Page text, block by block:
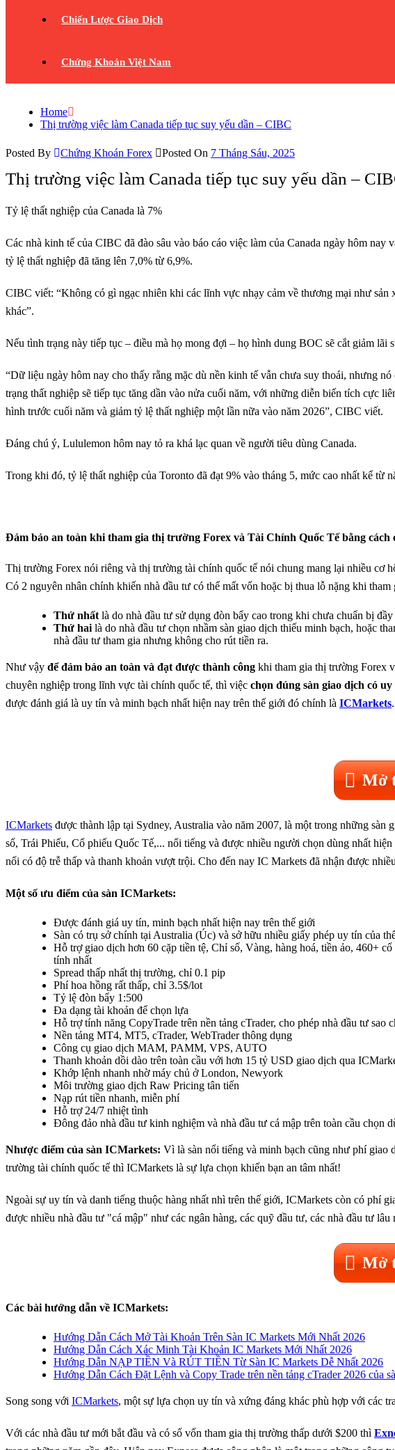
Chiến Lược Giao Dịch
Chứng Khoán Việt Nam
Home
Thị trường việc làm Canada tiếp tục suy yếu dần – CIBC
Posted By Chứng Khoán Forex Posted On 7 Tháng Sáu, 2025
Thị trường việc làm Canada tiếp tục suy yếu dần –
Tỷ lệ thất nghiệp của Canada là 7%
Các nhà kinh tế của CIBC đã đào sâu vào báo cáo việc làm của Canada ngày hôm
tỷ lệ thất nghiệp đã tăng lên 7,0% từ 6,9%.
CIBC viết: “Không có gì ngạc nhiên khi các lĩnh vực nhạy cảm về thương mại như
khác”.
Nếu tình trạng này tiếp tục – điều mà họ mong đợi – họ hình dung BOC sẽ cắt giảm lãi
“Dữ liệu ngày hôm nay cho thấy rằng mặc dù nền kinh tế vẫn chưa suy thoái, nhưng
trạng thất nghiệp sẽ tiếp tục tăng dần vào nửa cuối năm, với những diễn biến tích cực
hình trước cuối năm và giảm tỷ lệ thất nghiệp một lần nữa vào năm 2026”, CIBC viết.
Đáng chú ý, Lululemon hôm nay tỏ ra khá lạc quan về người tiêu dùng Canada.
Trong khi đó, tỷ lệ thất nghiệp của Toronto đã đạt 9% vào tháng 5, mức cao nhất kể từ
Đảm bảo an toàn khi tham gia thị trường Forex và Tài Chính Quốc Tế bằng cách
Thị trường Forex nói riêng và thị trường tài chính quốc tế nói chung mang lại nhiều cơ
Có 2 nguyên nhân chính khiến nhà đầu tư có thể mất vốn hoặc bị thua lỗ nặng khi
Thứ nhất là do nhà đầu tư sử dụng đòn bẩy cao trong khi chưa chuẩn bị
Thứ hai là do nhà đầu tư chọn nhầm sàn giao dịch thiếu minh bạch, hoặc
nhà đầu tư tham gia nhưng không cho rút tiền ra.
Như vậy để đảm bảo an toàn và đạt được thành công khi tham gia thị trường Forex
chuyên nghiệp trong lĩnh vực tài chính quốc tế, thì việc chọn đúng sàn giao dịch có
được đánh giá là uy tín và minh bạch nhất hiện nay trên thế giới đó chính là ICMarkets.
Mở
ICMarkets được thành lập tại Sydney, Australia vào năm 2007, là một trong những
số, Trái Phiếu, Cổ phiếu Quốc Tế,... nổi tiếng và được nhiều người chọn dùng nhất
nối có độ trễ thấp và thanh khoản vượt trội. Cho đến nay IC Markets đã nhận được
Một số ưu điểm của sàn ICMarkets:
Được đánh giá uy tín, minh bạch nhất hiện nay trên thế giới
Sàn có trụ sở chính tại Australia (Úc) và sở hữu nhiều giấy phép uy tín của
Hỗ trợ giao dịch hơn 60 cặp tiền tệ, Chỉ số, Vàng, hàng hoá, tiền ảo, 460+
tính nhất
Spread thấp nhất thị trường, chỉ 0.1 pip
Phí hoa hồng rất thấp, chỉ 3.5$/lot
Tỷ lệ đòn bẩy 1:500
Đa dạng tài khoản để chọn lựa
Hỗ trợ tính năng CopyTrade trên nền tảng cTrader, cho phép nhà đầu tư
Nền tảng MT4, MT5, cTrader, WebTrader thông dụng
Công cụ giao dịch MAM, PAMM, VPS, AUTO
Thanh khoản dồi dào trên toàn cầu với hơn 15 tỷ USD giao dịch qua
Khớp lệnh nhanh nhờ máy chủ ở London, Newyork
Môi trường giao dịch Raw Pricing tân tiến
Nạp rút tiền nhanh, miễn phí
Hỗ trợ 24/7 nhiệt tình
Đông đảo nhà đầu tư kinh nghiệm và nhà đầu tư cá mập trên toàn cầu chọn
Nhược điểm của sàn ICMarkets: Vì là sàn nổi tiếng và minh bạch cũng như phí giao
trường tài chính quốc tế thì ICMarkets là sự lựa chọn khiến bạn an tâm nhất!
Ngoài sự uy tín và danh tiếng thuộc hàng nhất nhì trên thế giới, ICMarkets còn có phí
được nhiều nhà đầu tư "cá mập" như các ngân hàng, các quỹ đầu tư, các nhà đầu tư
Mở
Các bài hướng dẫn về ICMarkets:
Hướng Dẫn Cách Mở Tài Khoản Trên Sàn IC Markets Mới Nhất 2026
Hướng Dẫn Cách Xác Minh Tài Khoản IC Markets Mới Nhất 2026
Hướng Dẫn NẠP TIỀN Và RÚT TIỀN Từ Sàn IC Markets Dễ Nhất 2026
Hướng Dẫn Cách Đặt Lệnh và Copy Trade trên nền tảng cTrader 2026 của
Song song với ICMarkets, một sự lựa chọn uy tín và xứng đáng khác phù hợp với các
Với các nhà đầu tư mới bắt đầu và có số vốn tham gia thị trường thấp dưới $200 thì